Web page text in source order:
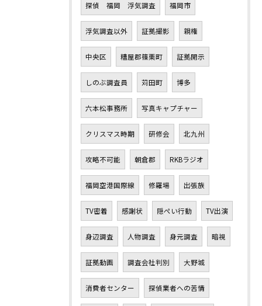
探偵 福岡 浮気調査 福岡市
浮気調査以外 証拠撮影 親権
中央区 糟屋郡篠栗町 証拠開示
しのぶ調査員 苅田町 博多
六本松事務所 写真キャプチャー
クリスマス時期 研修会 北九州
攻略不可能 朝倉郡 RKBラジオ
福岡空港国際線 修羅場 出張族
TV密着 感謝状 隠ぺい行動 TV出演
身辺調査 人物調査 身元調査 暗視
証拠動画 調査会社判別 大野城
消費者センター 探偵業者への苦情